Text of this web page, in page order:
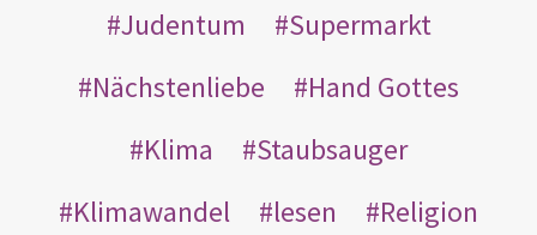
Judentum
Supermarkt
Nächstenliebe
Hand Gottes
Klima
Staubsauger
Klimawandel
lesen
Religion